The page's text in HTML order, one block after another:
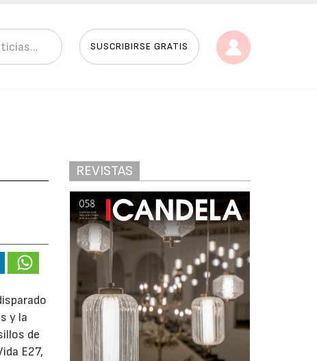
SUSCRIBIRSE GRATIS
y la
de
E27,
REVISTAS